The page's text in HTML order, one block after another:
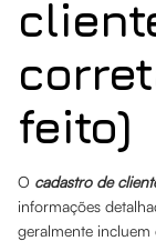
feito)
O cadastro de
informações
geralmente